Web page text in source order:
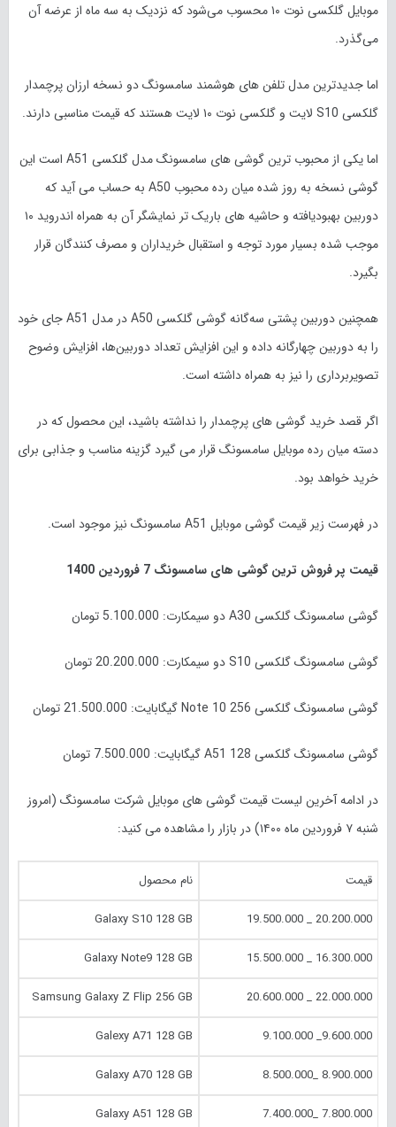
موبایل گلکسی نوت ۱۰ محسوب می‌شود که نزدیک به سه ماه از عرضه آن
می‌گذرد.
اما جدیدترین مدل تلفن های هوشمند سامسونگ دو نسخه ارزان پرچمدار
گلکسی S10 لایت و گلکسی نوت ۱۰ لایت هستند که قیمت مناسبی دارند.
اما یکی از محبوب ترین گوشی های سامسونگ مدل گلکسی A51 است این
گوشی نسخه به روز شده میان رده محبوب A50 به حساب می آید که
دوربین بهبودیافته و حاشیه های باریک تر نمایشگر آن به‌ همراه اندروید ۱۰
موجب شده بسیار مورد توجه و استقبال خریداران و مصرف کنندگان قرار
بگیرد.
همچنین دوربین پشتی سه‌گانه گوشی گلکسی A50 در مدل A51 جای خود
را به دوربین چهارگانه داده و این افزایش تعداد دوربین‌ها، افزایش وضوح
تصویربرداری را نیز به همراه داشته است.
اگر قصد خرید گوشی های پرچمدار را نداشته باشید، این محصول که در
دسته میان رده موبایل سامسونگ قرار می گیرد گزینه مناسب و جذابی برای
خرید خواهد بود.
در فهرست زیر قیمت گوشی موبایل A51 سامسونگ نیز موجود است.
قیمت پر فروش ترین گوشی های سامسونگ 7 فروردین 1400
گوشی سامسونگ گلکسی A30 دو سیمکارت: 5.100.000 تومان
گوشی سامسونگ گلکسی S10 دو سیمکارت: 20.200.000 تومان
گوشی سامسونگ گلکسی Note 10 256 گیگابایت: 21.500.000 تومان
گوشی سامسونگ گلکسی A51 128 گیگابایت: 7.500.000 تومان
در ادامه آخرین لیست قیمت گوشی های موبایل شرکت سامسونگ (امروز
شنبه ۷ فروردین ماه ۱۴۰۰) در بازار را مشاهده می کنید:
قیمت نام محصول
20.200.000 _ 19.500.000
Galaxy S10 128 GB
16.300.000 _ 15.500.000
Galaxy Note9 128 GB
22.000.000 _ 20.600.000
Samsung Galaxy Z Flip 256 GB
9.600.000_ 9.100.000
Galexy A71 128 GB
8.900.000 _8.500.000
Galaxy A70 128 GB
7.800.000 _7.400.000
Galaxy A51 128 GB